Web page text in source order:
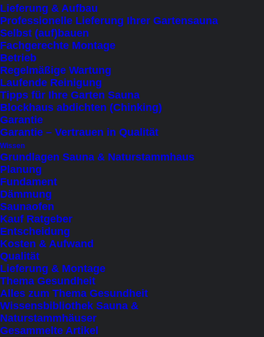
Lieferung & Aufbau
Professionelle Lieferung Ihrer Gartensauna
Selbst (auf)bauen
Fachgerechte Montage
Betrieb
Regelmäßige Wartung
Laufende Reinigung
Tipps für Ihre Garten Sauna
Blockhaus abdichten (Chinking)
Garantie
Garantie – Vertrauen in Qualität
Wissen
Grundlagen Sauna & Naturstammhaus
Planung
Fundament
Dämmung
Saunaofen
Kauf Ratgeber
Entscheidung
Kosten & Aufwand
Qualität
Lieferung & Montage
Thema Gesundheit
Alles zum Thema Gesundheit
Wissensbibliothek Sauna &
Naturstammhäuser
Gesammelte Artikel
Große Panorama Gartensauna mit
Glasfront, bis 5 Personen – Signature
240 A
€22.750 inkl. MWSt.
Auf Bestellung lieferbar
• Größe 2,41 x 2,10 x 2,40 m
• Für bis zu 5 Personen
• 2 Klimazonen: heißer oben, milder unten
• Huum Drop 9 kW Elektroofen, App-steuerbar
• 30 mm FF-PIR Isolierung mit Dampfsperre
• Schwarze Fassade in Shou Sugi Ban Optik